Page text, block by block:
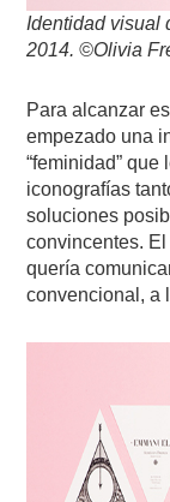
Identidad visual
2014. ©Olivia
Para alcanzar
empezado una
“feminidad”
iconografías
soluciones
convincentes.
quería
convencional, a